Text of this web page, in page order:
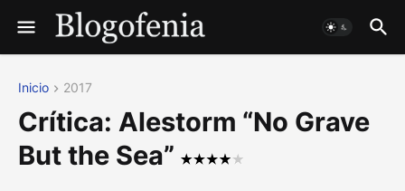
Inicio 2017
Crítica: Alestorm “No Grave
But the Sea”